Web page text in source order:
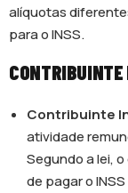
alíquotas
para o INSS.
CONTRIBUINTE
Contribuinte
atividade
Segundo a lei,
de pagar o